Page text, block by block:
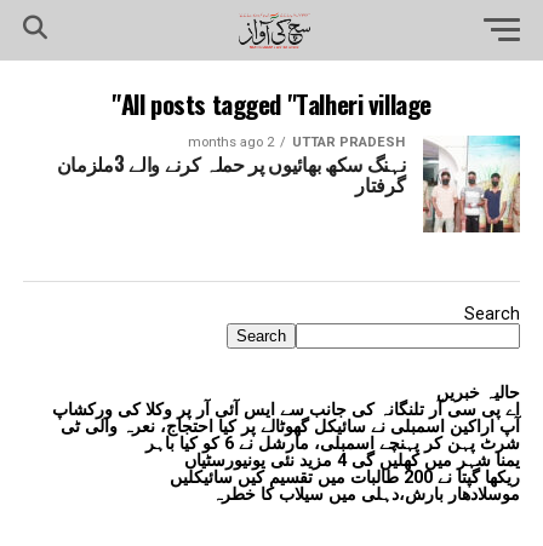
All posts tagged "Talheri village"
UTTAR PRADESH
2 months ago
نہنگ سکھ بھائیوں پر حملہ کرنے والے 3ملزمان
گرفتار
Search
Search
حالیہ خبریں
اے پی سی آر تلنگانہ کی جانب سے ایس آئی آر پر وکلا کی ورکشاپ
آپ اراکین اسمبلی نے سائیکل گھوٹالے پر کیا احتجاج، نعرہ والی ٹی
شرٹ پہن کر پہنچے اسمبلی، مارشل نے 6 کو کیا باہر
یمنا شہر میں کھلیں گی 4 مزید نئی یونیورسٹیاں
ریکھا گپتا نے 200 طالبات میں تقسیم کیں سائیکلیں
موسلادھار بارش،دہلی میں سیلاب کا خطرہ